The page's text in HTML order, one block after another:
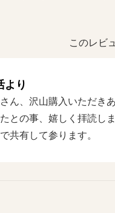
このレビ
より
ん、沢山購入いただき
との事、嬉しく拝読し
共有して参ります。